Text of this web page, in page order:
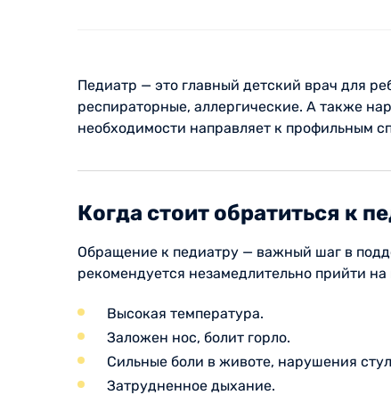
Педиатр — это главный детский врач для
респираторные, аллергические. А также
необходимости направляет к профильным
Когда стоит обратиться к
Обращение к педиатру — важный шаг в
рекомендуется незамедлительно прийти
Высокая температура.
Заложен нос, болит горло.
Сильные боли в животе, нарушения
Затрудненное дыхание.